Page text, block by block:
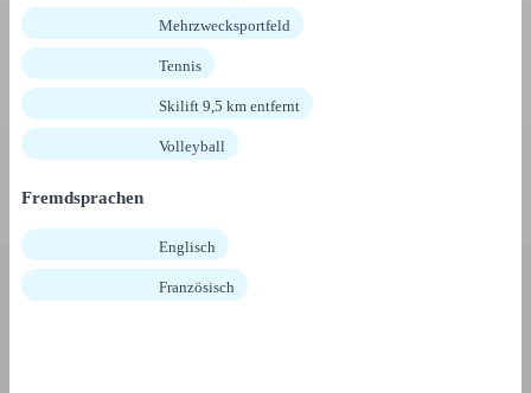
Mehrzwecksportfeld
Tennis
Skilift 9,5 km entfernt
Volleyball
Fremdsprachen
Englisch
Französisch